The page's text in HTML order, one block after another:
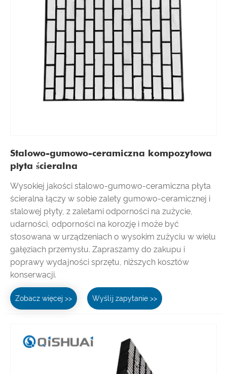
Stalowo-gumowo-ceramiczna kompozytowa
płyta ścieralna
Wysokiej jakości stalowo-gumowo-ceramiczna płyta
ścieralna łączy w sobie zalety gumowo-ceramicznej i
stalowej płyty, z zaletami odporności na zużycie,
udarności, odporności na korozję i może być
stosowana w urządzeniach o wysokim zużyciu w wielu
gałęziach przemysłu. Zapraszamy do zakupu i
poprawy wydajności sprzętu, niższych kosztów
konserwacji.
Zobacz więcej >> Wyślij zapytanie >>